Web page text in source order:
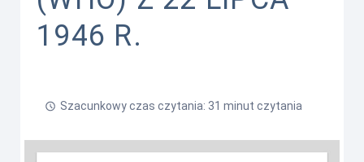
1946 R.
Szacunkowy czas czytania: 31 minut czytania